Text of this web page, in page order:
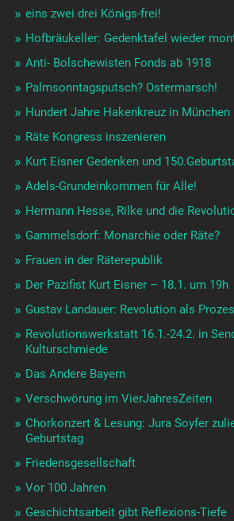
eins zwei drei Königs-frei!
Hofbräukeller: Gedenktafel wieder
Anti- Bolschewisten Fonds ab 1918
Palmsonntagsputsch? Ostermarsch!
Hundert Jahre Hakenkreuz in München
Räte Kongress inszenieren
Kurt Eisner Gedenken und
Adels-Grundeinkommen für Alle!
Hermann Hesse, Rilke und die
Gammelsdorf: Monarchie oder Räte?
Frauen in der Räterepublik
Der Pazifist Kurt Eisner – 18.1. um 19h
Gustav Landauer: Revolution als
Revolutionswerkstatt 16.1.-24.2. in
Kulturschmiede
Das Andere Bayern
Verschwörung im VierJahresZeiten
Chorkonzert & Lesung: Jura Soyfer
Geburtstag
Friedensgesellschaft
Vor 100 Jahren
Geschichtsarbeit gibt Reflexions-Tiefe